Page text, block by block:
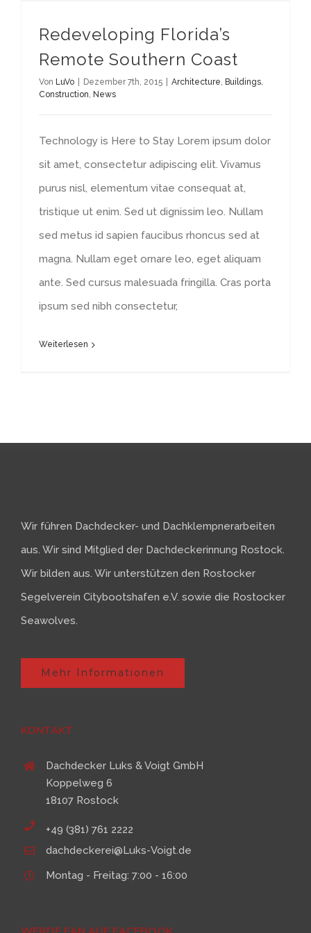
Redeveloping Florida’s
Remote Southern Coast
Von LuVo Dezember 7th, 2015 Architecture, Buildings,
Construction, News
Technology is Here to Stay Lorem ipsum dolor
sit amet, consectetur adipiscing elit. Vivamus
purus nisl, elementum vitae consequat at,
tristique ut enim. Sed ut dignissim leo. Nullam
sed metus id sapien faucibus rhoncus sed at
magna. Nullam eget ornare leo, eget aliquam
ante. Sed cursus malesuada fringilla. Cras porta
ipsum sed nibh consectetur,
Weiterlesen
Wir führen Dachdecker- und Dachklempnerarbeiten
aus. Wir sind Mitglied der Dachdeckerinnung Rostock.
Wir bilden aus. Wir unterstützen den Rostocker
Segelverein Citybootshafen e.V. sowie die Rostocker
Seawolves.
Mehr Informationen
KONTAKT
Dachdecker Luks & Voigt GmbH
Koppelweg 6
18107 Rostock
+49 (381) 761 2222
dachdeckerei@Luks-Voigt.de
Montag - Freitag: 7:00 - 16:00
WERDE FAN AUF FACEBOOK